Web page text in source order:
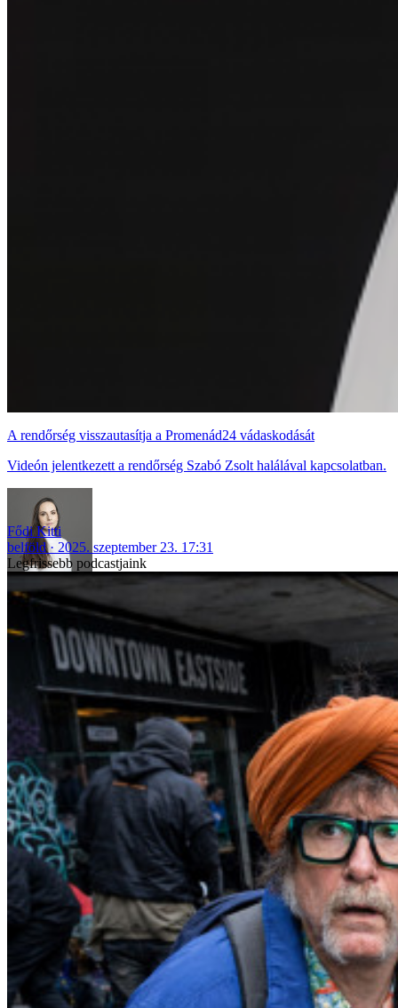
A rendőrség visszautasítja a Promenád24 vádaskodását
Videón jelentkezett a rendőrség Szabó Zsolt halálával kapcsolatban.
Fődi Kitti
belföld
2025. szeptember 23. 17:31
Legfrissebb podcastjaink